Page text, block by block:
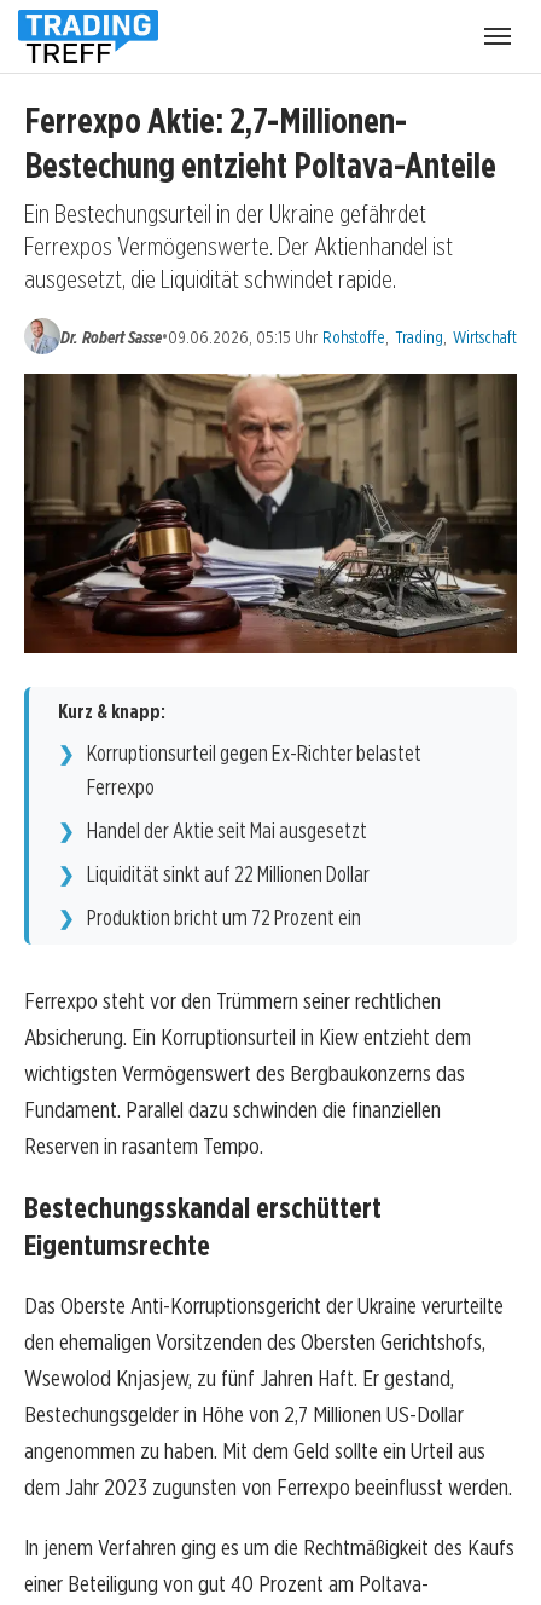
Ferrexpo Aktie: 2,7-Millionen-
Bestechung entzieht Poltava-Anteile
Ein Bestechungsurteil in der Ukraine gefährdet
Ferrexpos Vermögenswerte. Der Aktienhandel ist
ausgesetzt, die Liquidität schwindet rapide.
Dr. Robert Sasse•09.06.2026, 05:15 Uhr Kategorien:
Rohstoffe Trading Wirtschaft
Kurz & knapp:
Korruptionsurteil gegen Ex-Richter belastet
Ferrexpo
Handel der Aktie seit Mai ausgesetzt
Liquidität sinkt auf 22 Millionen Dollar
Produktion bricht um 72 Prozent ein
Ferrexpo steht vor den Trümmern seiner rechtlichen
Absicherung. Ein Korruptionsurteil in Kiew entzieht dem
wichtigsten Vermögenswert des Bergbaukonzerns das
Fundament. Parallel dazu schwinden die finanziellen
Reserven in rasantem Tempo.
Bestechungsskandal erschüttert
Eigentumsrechte
Das Oberste Anti-Korruptionsgericht der Ukraine verurteilte
den ehemaligen Vorsitzenden des Obersten Gerichtshofs,
Wsewolod Knjasjew, zu fünf Jahren Haft. Er gestand,
Bestechungsgelder in Höhe von 2,7 Millionen US-Dollar
angenommen zu haben. Mit dem Geld sollte ein Urteil aus
dem Jahr 2023 zugunsten von Ferrexpo beeinflusst werden.
In jenem Verfahren ging es um die Rechtmäßigkeit des Kaufs
einer Beteiligung von gut 40 Prozent am Poltava-